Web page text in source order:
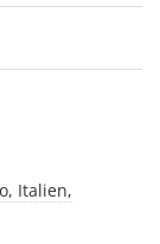
Italien,